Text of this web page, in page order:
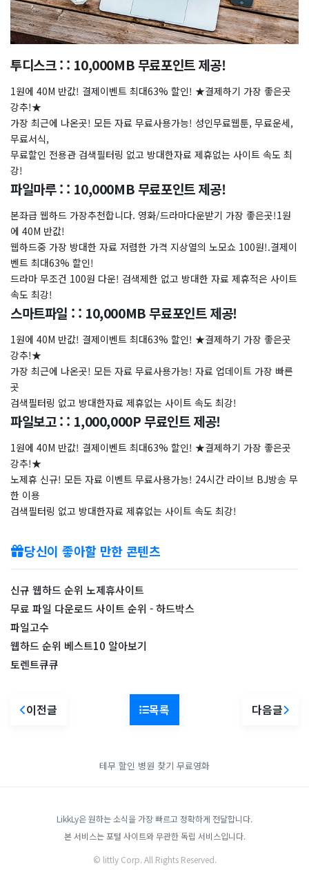
투디스크 : : 10,000MB 무료포인트 제공!
1원에 40M 반값! 결제이벤트 최대63% 할인! ★결제하기 가장 좋은곳
강추!★
가장 최근에 나온곳! 모든 자료 무료사용가능! 성인무료웹툰, 무료운세,
무료서식,
무료할인 전용관 검색필터링 없고 방대한자료 제휴없는 사이트 속도 최
강!
파일마루 : : 10,000MB 무료포인트 제공!
본좌급 웹하드 가장추천합니다. 영화/드라마다운받기 가장 좋은곳!1원
에 40M 반값!
웹하드중 가장 방대한 자료 저렴한 가격 지상열의 노모쇼 100원!.결제이
벤트 최대63% 할인!
드라마 무조건 100원 다운! 검색제한 없고 방대한 자료 제휴적은 사이트
속도 최강!
스마트파일 : : 10,000MB 무료포인트 제공!
1원에 40M 반값! 결제이벤트 최대63% 할인! ★결제하기 가장 좋은곳
강추!★
가장 최근에 나온곳! 모든 자료 무료사용가능! 자료 업데이트 가장 빠른
곳
검색필터링 없고 방대한자료 제휴없는 사이트 속도 최강!
파일보고 : : 1,000,000P 무료인트 제공!
1원에 40M 반값! 결제이벤트 최대63% 할인! ★결제하기 가장 좋은곳
강추!★
노제휴 신규! 모든 자료 이벤트 무료사용가능! 24시간 라이브 BJ방송 무
한 이용
검색필터링 없고 방대한자료 제휴없는 사이트 속도 최강!
당신이 좋아할 만한 콘텐츠
신규 웹하드 순위 노제휴사이트
무료 파일 다운로드 사이트 순위 - 하드박스
파일고수
웹하드 순위 베스트10 알아보기
토렌트큐큐
이전글 목록 다음글
테무 할인 병원 찾기 무료영화
LikkLy은 원하는 소식을 가장 빠르고 정확하게 전달합니다.
본 서비스는 포털 사이트와 무관한 독립 서비스입니다.
© littly Corp. All Rights Reserved.